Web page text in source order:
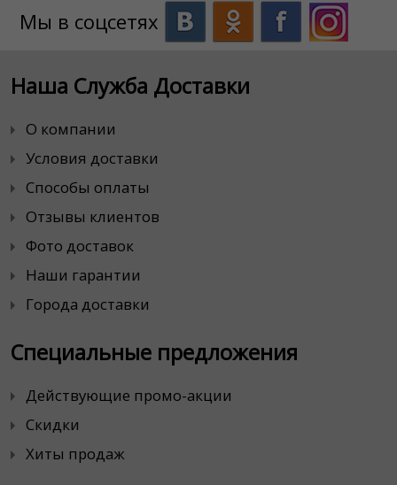
Мы в соцсетях
Наша Служба Доставки
О компании
Условия доставки
Способы оплаты
Отзывы клиентов
Фото доставок
Наши гарантии
Города доставки
Специальные предложения
Действующие промо-акции
Скидки
Хиты продаж